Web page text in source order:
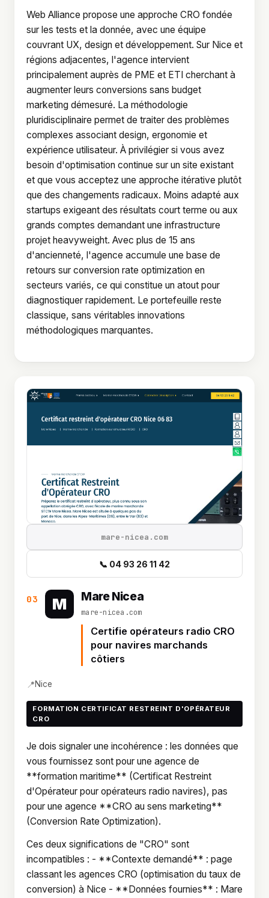
Web Alliance propose une approche CRO fondée
sur les tests et la donnée, avec une équipe
couvrant UX, design et développement. Sur Nice et
régions adjacentes, l'agence intervient
principalement auprès de PME et ETI cherchant à
augmenter leurs conversions sans budget
marketing démesuré. La méthodologie
pluridisciplinaire permet de traiter des problèmes
complexes associant design, ergonomie et
expérience utilisateur. À privilégier si vous avez
besoin d'optimisation continue sur un site existant
et que vous acceptez une approche itérative plutôt
que des changements radicaux. Moins adapté aux
startups exigeant des résultats court terme ou aux
grands comptes demandant une infrastructure
projet heavyweight. Avec plus de 15 ans
d'ancienneté, l'agence accumule une base de
retours sur conversion rate optimization en
secteurs variés, ce qui constitue un atout pour
diagnostiquer rapidement. Le portefeuille reste
classique, sans véritables innovations
méthodologiques marquantes.
03 M Mare Nicea
mare-nicea.com
Certifie opérateurs radio CRO
pour navires marchands
côtiers
📍Nice
FORMATION CERTIFICAT RESTREINT D'OPÉRATEUR
CRO
Je dois signaler une incohérence : les données que
vous fournissez sont pour une agence de
**formation maritime** (Certificat Restreint
d'Opérateur pour opérateurs radio navires), pas
pour une agence **CRO au sens marketing**
(Conversion Rate Optimization).
Ces deux significations de "CRO" sont
incompatibles : - **Contexte demandé** : page
classant les agences CRO (optimisation du taux de
conversion) à Nice - **Données fournies** : Mare
mare-nicea.com
📞 04 93 26 11 42